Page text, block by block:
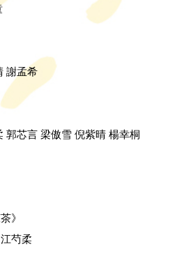
謝孟希
郭芯言 梁傲雪 倪紫晴 楊幸桐
》
芍柔